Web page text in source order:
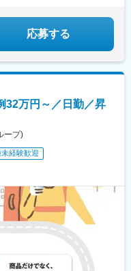
青梅駅、昭和駅、森下駅(東
駅、大和駅(神奈川県)、鶴間
陽駅、スポーツセンター
駅、三ノ輪駅、稲城駅、不動
会日大前駅、植田駅(名古屋
駅、亀有駅、黒松内駅、新
町駅、三河島駅、千駄木
塚駅、上北台駅、大師橋駅、
)、金沢文庫駅、平塚駅、牛
駅(東京都)、一之江駅、赤土
本庄早稲田駅、東あずま
駅、青山町駅、向原駅(東京
香川駅、大濠公園駅、江戸川
りランド駅、羽後牛島駅、
屋駅、袖ケ浦駅、櫟本駅、
、八日市駅、湯島駅、大矢
越富洲原駅、春田駅、長泉
、門出駅、千城台駅、室蘭
佐ケ谷駅、上永谷駅、雑色
応募する
32万円～／日勤／昇
ープ)
経験歓迎